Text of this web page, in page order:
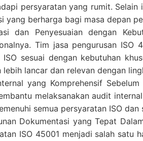
persyaratan yang rumit.
yang berharga bagi masa depan
dan Penyesuaian dengan
Tim jasa pengurusan ISO
ISO sesuai dengan kebutuhan
lebih lancar dan relevan dengan
yang Komprehensif
melaksanakan audit
semua persyaratan ISO
Dokumentasi yang Tepat
ISO 45001 menjadi salah satu